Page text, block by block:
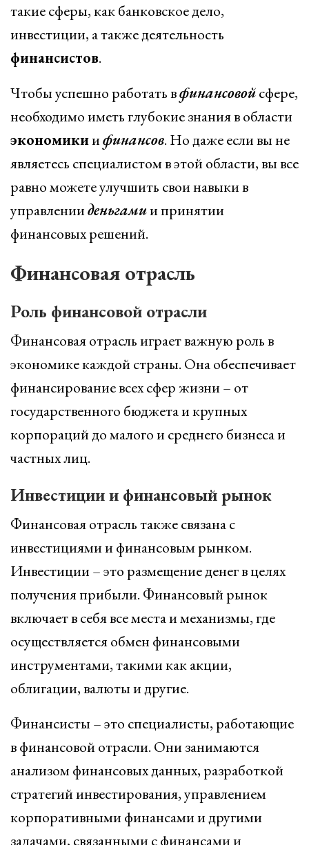
такие сферы, как банковское дело,
инвестиции, а также деятельность
финансистов.
Чтобы успешно работать вфинансовойсфере,
необходимо иметь глубокие знания в области
экономикиифинансов. Но даже если вы не
являетесь специалистом в этой области, вы все
равно можете улучшить свои навыки в
управленииденьгамии принятии
финансовых решений.
Финансовая отрасль
Роль финансовой отрасли
Финансовая отрасль играет важную роль в
экономике каждой страны. Она обеспечивает
финансирование всех сфер жизни – от
государственного бюджета и крупных
корпораций до малого и среднего бизнеса и
частных лиц.
Инвестиции и финансовый рынок
Финансовая отрасль также связана с
инвестициями и финансовым рынком.
Инвестиции – это размещение денег в целях
получения прибыли. Финансовый рынок
включает в себя все места и механизмы, где
осуществляется обмен финансовыми
инструментами, такими как акции,
облигации, валюты и другие.
Финансисты – это специалисты, работающие
в финансовой отрасли. Они занимаются
анализом финансовых данных, разработкой
стратегий инвестирования, управлением
корпоративными финансами и другими
задачами, связанными с финансами и